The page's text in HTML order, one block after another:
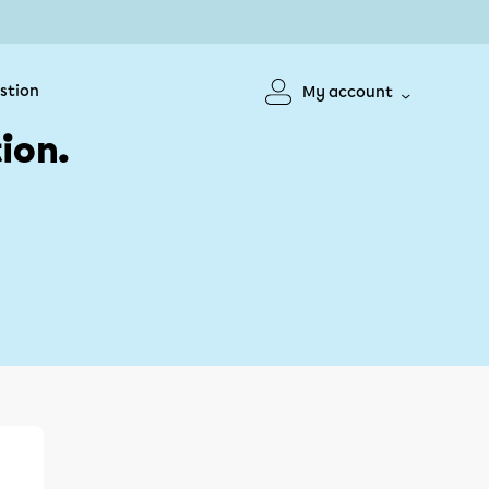
My account